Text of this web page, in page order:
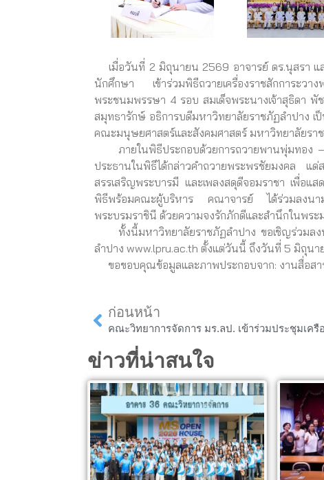
เมื่อวันที่ 2 มิถุนายน 2569 อาจารย์ ดร.นุสรา แ
นักศึกษา เข้าร่วมพิธีถวายเครื่องราชสักการะวา
พระชนมพรรษา 4 รอบ สมเด็จพระนางเจ้าสุธิดา
สมุทธารักษ์ อธิการบดีมหาวิทยาลัยราชภัฏลำปาง
คณะมนุษยศาสตร์และสังคมศาสตร์ มหาวิทยาลัยรา
ภายในพิธีประกอบด้วยการถวายพานพุ่มทอง
ประธานในพิธีได้กล่าวคำถวายพระพรชัยมงคล แ
สรรเสริญพระบารมี และเพลงสดุดีจอมราชา เพื่อ
พิธีพร้อมคณะผู้บริหาร คณาจารย์ ได้ร่วมลงนาม
พระบรมราชินี ด้วยความจงรักภักดีและสำนึกในพร
ทั้งนี้มหาวิทยาลัยราชภัฏลำปาง ขอเชิญร่วมลง
ลำปาง www.lpru.ac.th ตั้งแต่วันนี้ ถึงวันที่ 5 มิถุน
ขอขอบคุณข้อมูลและภาพประกอบจาก: งานสื่อสา
Prev
ก่อนหน้า
ข่าวที่น่าสนใจ